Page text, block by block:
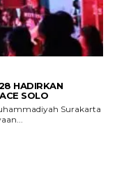
HADIRKAN
SOLO
Surakarta